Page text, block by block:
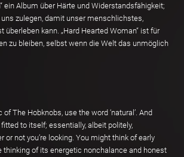
ein Album über Härte und Widerstandsfähigkeit;
zulegen, damit unser menschlichstes,
überleben kann. „Hard Hearted Woman“ ist für
zu bleiben, selbst wenn die Welt das unmöglich
The Hobknobs, use the word ‘natural’. And
to itself; essentially, albeit politely,
or not you’re looking. You might think of early
thinking of its energetic nonchalance and honest